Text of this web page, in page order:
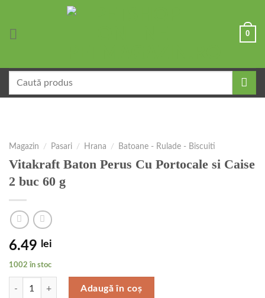
0
după:
Magazin / Pasari / Hrana / Batoane - Rulade - Biscuiti
Vitakraft Baton Perus Cu Portocale si Caise
2 buc 60 g
6.49 lei
1002 în stoc
Cantitate Vitakraft Baton Perus Cu Portocale si Caise 2 buc 60 g
Adaugă în coș